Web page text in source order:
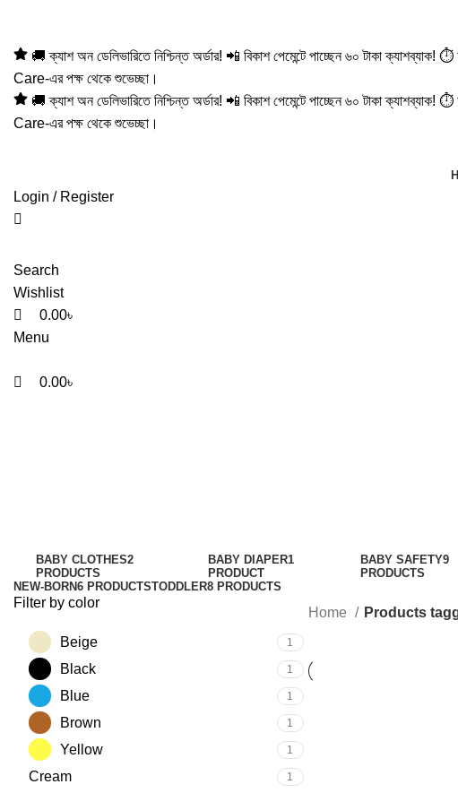
🚚 ক্যাশ অন ডেলিভারিতে নিশ্চিন্ত অর্ডার! 📲 বিকাশ পেমেন্টে পাচ্ছেন ৬০ টাকা
Care-এর পক্ষ থেকে শুভেচ্ছা।
🚚 ক্যাশ অন ডেলিভারিতে নিশ্চিন্ত অর্ডার! 📲 বিকাশ পেমেন্টে পাচ্ছেন ৬০ টাকা
Care-এর পক্ষ থেকে শুভেচ্ছা।
Login / Register
Search
Wishlist
0.00৳
Menu
0.00৳
BABY CLOTHES2
PRODUCTS
BABY DIAPER1
PRODUCT
BABY SAFETY9
PRODUCTS
NEW-BORN6 PRODUCTSTODDLER8 PRODUCTS
Filter by color
Beige 1
Black 1
Blue 1
Brown 1
Yellow 1
Cream 1
Home Products